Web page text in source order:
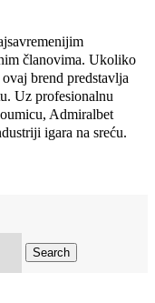
članovima. Ukoliko
brend predstavlja
Uz profesionalnu
Admiralbet
igara na sreću.